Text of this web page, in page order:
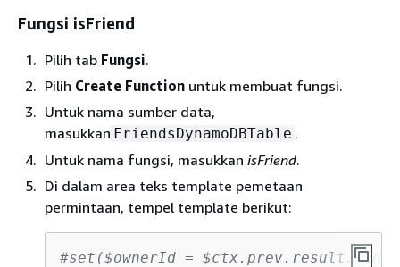
Fungsi isFriend
Pilih tab Fungsi.
Pilih Create Function untuk membuat fungsi.
Untuk nama sumber data,
masukkan FriendsDynamoDBTable .
Untuk nama fungsi, masukkan isFriend.
Di dalam area teks template pemetaan
permintaan, tempel template berikut:
#set($ownerId =